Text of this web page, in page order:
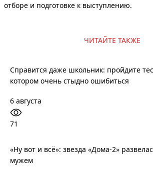
отборе и подготовке к выступлению.
ЧИТАЙТЕ ТАКЖЕ
Справится даже школьник: пройдите
котором очень стыдно ошибиться
6 августа
71
«Ну вот и всё»: звезда «Дома-2»
мужем